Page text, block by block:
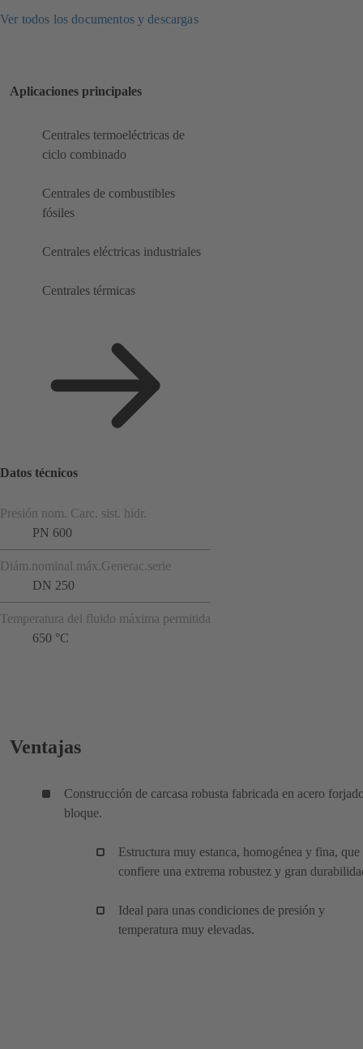
Ver todos los documentos y descargas
Aplicaciones principales
Centrales termoeléctricas de
ciclo combinado
Centrales de combustibles
fósiles
Centrales eléctricas industriales
Centrales térmicas
Datos técnicos
Presión nom. Carc. sist. hidr.
PN 600
Diám.nominal máx.Generac.serie
DN 250
Temperatura del fluido máxima permitida
650 °C
Ventajas
Construcción de carcasa robusta fabricada en acero
bloque.
Estructura muy estanca, homogénea y fina, que
confiere una extrema robustez y gran
Ideal para unas condiciones de presión y
temperatura muy elevadas.